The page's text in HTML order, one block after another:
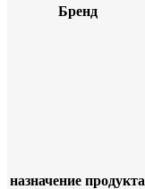
Бренд
назначение продукта